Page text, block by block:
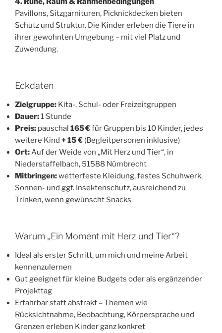
Pavillons, Sitzgarnituren, Picknickdecken bieten
Schutz und Struktur. Die Kinder erleben die Tiere in
ihrer gewohnten Umgebung – mit viel Platz und
Zuwendung.
Eckdaten
Zielgruppe: Kita-, Schul- oder Freizeitgruppen
Dauer:1 Stunde
Preis: pauschal 165 €für Gruppen bis 10 Kinder, jedes
weitere Kind + 15 € (Begleitpersonen inklusive)
Ort:Auf der Weide von „Mit Herz und Tier“, in
Niederstaffelbach, 51588 Nümbrecht
Mitbringen:wetterfeste Kleidung, festes Schuhwerk,
Sonnen- und ggf. Insektenschutz, ausreichend zu
Trinken, wenn gewünscht Snacks
Warum „Ein Moment mit Herz und Tier“?
Ideal als erster Schritt, um mich und meine Arbeit
kennenzulernen
Gut geeignet für kleine Budgets oder als ergänzender
Projekttag
Erfahrbar statt abstrakt – Themen wie
Rücksichtnahme, Beobachtung, Körpersprache und
Grenzen erleben Kinder ganz konkret